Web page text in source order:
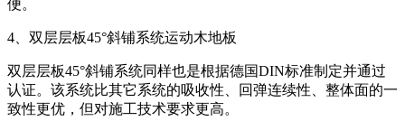
便。
4、双层层板45°斜铺系统运动木地板
双层层板45°斜铺系统同样也是根据德国DIN标准制定并通过
认证。该系统比其它系统的吸收性、回弹连续性、整体面的一
致性更优，但对施工技术要求更高。